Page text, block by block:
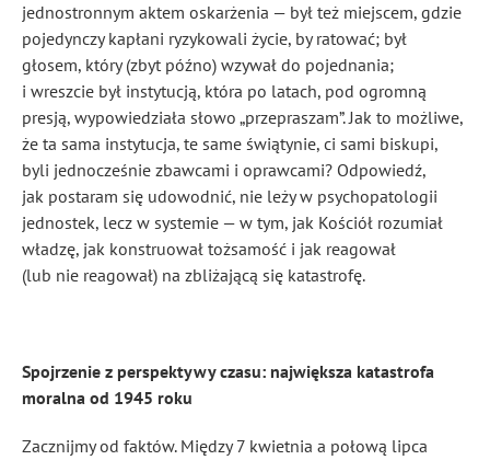
jednostronnym aktem oskarżenia — był też miejscem, gdzie
pojedynczy kapłani ryzykowali życie, by ratować; był
głosem, który (zbyt późno) wzywał do pojednania;
i wreszcie był instytucją, która po latach, pod ogromną
presją, wypowiedziała słowo „przepraszam”. Jak to możliwe,
że ta sama instytucja, te same świątynie, ci sami biskupi,
byli jednocześnie zbawcami i oprawcami? Odpowiedź,
jak postaram się udowodnić, nie leży w psychopatologii
jednostek, lecz w systemie — w tym, jak Kościół rozumiał
władzę, jak konstruował tożsamość i jak reagował
(lub nie reagował) na zbliżającą się katastrofę.
Spojrzenie z perspektywy czasu: największa katastrofa
moralna od 1945 roku
Zacznijmy od faktów. Między 7 kwietnia a połową lipca